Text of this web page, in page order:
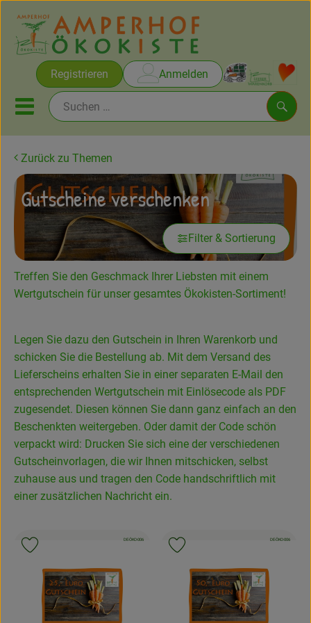
Registrieren Anmelden
Mobiles Menu öffnen oder
Themen
Ökokisten
Obst & Gemüse
Angebote
Haltbares
Getränke
Naturkosmetik
Drogerie
Gratis Ökokiste im Wert von 25 Euro
Veranstaltungen
Kundenbrief
Zurück zu Themen
Gutscheine verschenken
Filter & Sortierung
Treffen Sie den Geschmack Ihrer Liebsten mit einem
Wertgutschein für unser gesamtes Ökokisten-Sortiment!
Legen Sie dazu den Gutschein in Ihren Warenkorb und
schicken Sie die Bestellung ab. Mit dem Versand des
Lieferscheins erhalten Sie in einer separaten E-Mail den
entsprechenden Wertgutschein mit Einlösecode als PDF
zugesendet. Diesen können Sie dann ganz einfach an den
Beschenkten weitergeben. Oder damit der Code schön
verpackt wird: Drucken Sie sich eine der verschiedenen
Gutscheinvorlagen, die wir Ihnen mitschicken, selbst
zuhause aus und tragen den Code handschriftlich mit
einer zusätzlichen Nachricht ein.
, Kontrollstelle:
DE-ÖKO-006 , Kontrollstelle:
DE-ÖKO-006